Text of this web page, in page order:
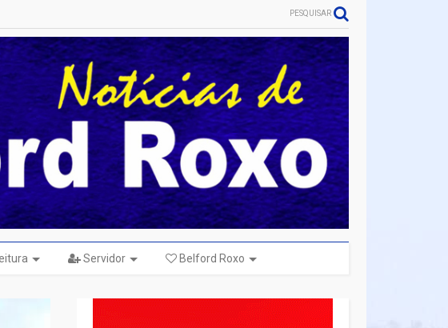
PESQUISAR
Servidor Belford Roxo